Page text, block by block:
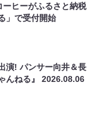
ヒーがふるさと納税
」で受付開始
演! パンサー向井＆長
んねる』2026.08.06